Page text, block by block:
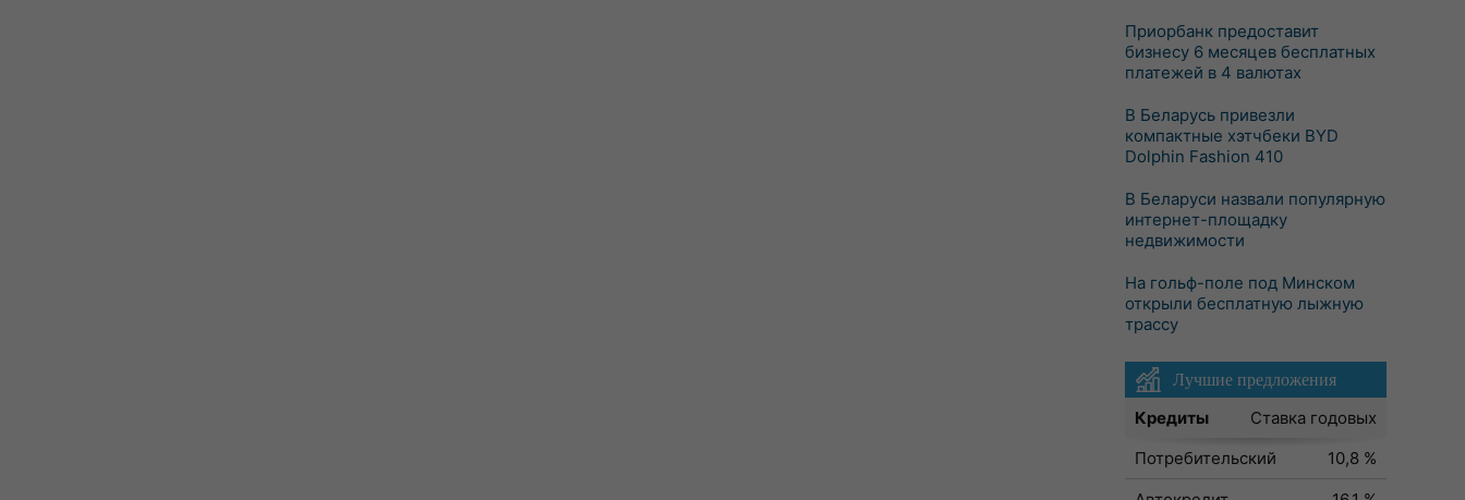
Приорбанк предоставит
бизнесу 6 месяцев бесплатных
платежей в 4 валютах
В Беларусь привезли
компактные хэтчбеки BYD
Dolphin Fashion 410
В Беларуси назвали популярную
интернет-площадку
недвижимости
На гольф-поле под Минском
открыли бесплатную лыжную
трассу
Лучшие предложения
Кредиты
Ставка годовых
Потребительский
10,8 %